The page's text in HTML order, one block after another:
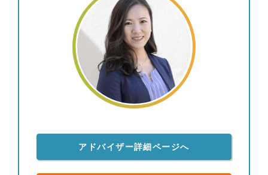
アドバイザー詳細ページへ